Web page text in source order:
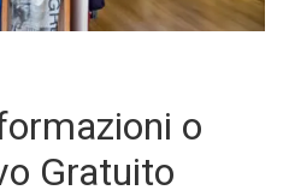
o
Gratuito